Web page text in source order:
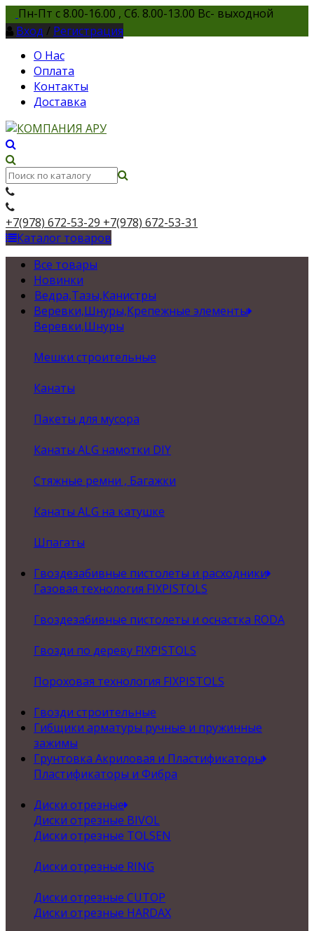
Пн-Пт с 8.00-16.00 , Сб. 8.00-13.00 Вс- выходной
Вход / Регистрация
О Нас
Оплата
Контакты
Доставка
+7(978) 672-53-29 +7(978) 672-53-31
Каталог товаров
Все товары
Новинки
Ведра,Тазы,Канистры
Веревки,Шнуры,Крепежные элементы
Веревки,Шнуры
Мешки строительные
Канаты
Пакеты для мусора
Канаты ALG намотки DIY
Стяжные ремни , Багажки
Канаты ALG на катушке
Шпагаты
Гвоздезабивные пистолеты и расходники
Газовая технология FIXPISTOLS
Гвоздезабивные пистолеты и оснастка RODA
Гвозди по дереву FIXPISTOLS
Пороховая технология FIXPISTOLS
Гвозди строительные
Гибщики арматуры ручные и пружинные
зажимы
Грунтовка Акриловая и Пластификаторы
Пластификаторы и Фибра
Диски отрезные
Диски отрезные BIVOL
Диски отрезные TOLSEN
Диски отрезные RING
Диски отрезные CUTOP
Диски отрезные HARDAX